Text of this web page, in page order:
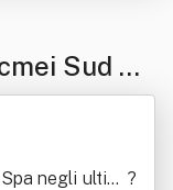
Sud Sp
negli ultimi ?